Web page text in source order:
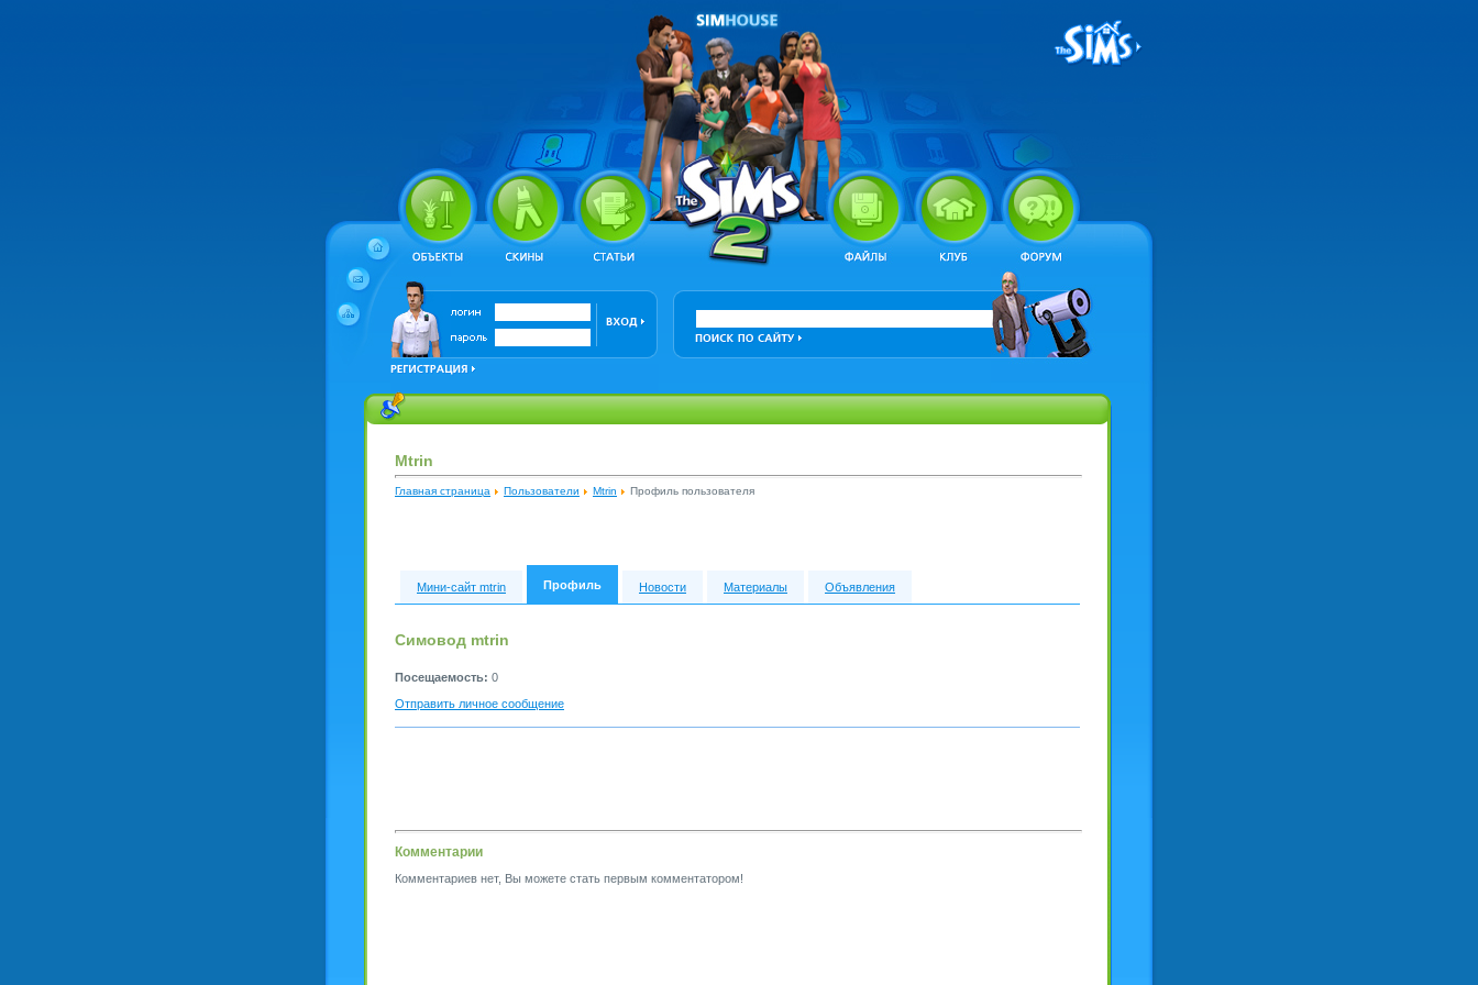
Mtrin
Главная страница Пользователи Mtrin Профиль пользователя
Мини-сайт mtrin Профиль Новости Материалы Объявления
Симовод mtrin
Посещаемость: 0
Отправить личное сообщение
Комментарии
Комментариев нет, Вы можете стать первым комментатором!